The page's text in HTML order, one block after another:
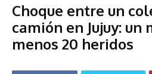
Choque entre un
camión en Jujuy: un
menos 20 heridos